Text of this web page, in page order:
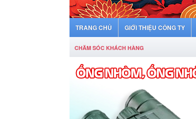
TRANG CHỦ GIỚI THIỆU CÔNG TY
CHĂM SÓC KHÁCH HÀNG